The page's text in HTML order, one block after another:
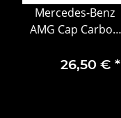
Mercedes-Benz
AMG Cap Carbon
B66952706 OEM
26,50 € *